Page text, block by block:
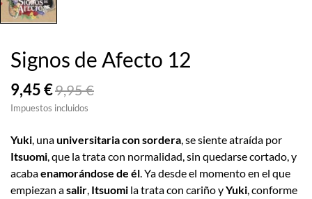
Signos de Afecto 12
9,45 €9,95 €
Impuestos incluidos
Yuki, unauniversitaria con sordera, se siente atraída por
Itsuomi, que la trata con normalidad, sin quedarse cortado, y
acabaenamorándose de él. Ya desde el momento en el que
empiezan asalir, Itsuomi la trata con cariño yYuki, conforme